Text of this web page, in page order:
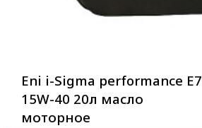
Eni i-Sigma performance E7
15W-40 20л масло
моторное